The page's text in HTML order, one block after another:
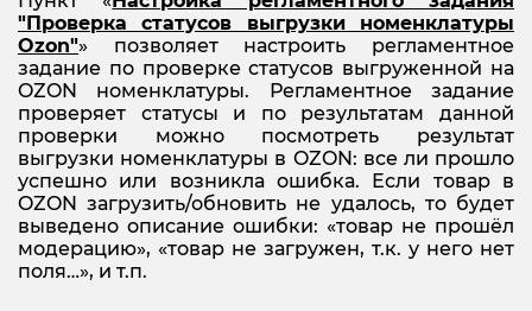
"Проверка статусов выгрузки номенклатуры
Ozon"» позволяет настроить регламентное
задание по проверке статусов выгруженной на
OZON номенклатуры. Регламентное задание
проверяет статусы и по результатам данной
проверки можно посмотреть результат
выгрузки номенклатуры в OZON: все ли прошло
успешно или возникла ошибка. Если товар в
OZON загрузить/обновить не удалось, то будет
выведено описание ошибки: «товар не прошёл
модерацию», «товар не загружен, т.к. у него нет
поля…», и т.п.